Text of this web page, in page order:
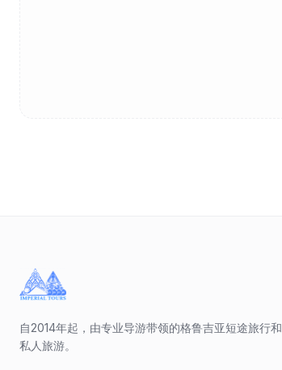
自2014年起，由专业导游带领的格鲁吉亚短途旅行和
私人旅游。